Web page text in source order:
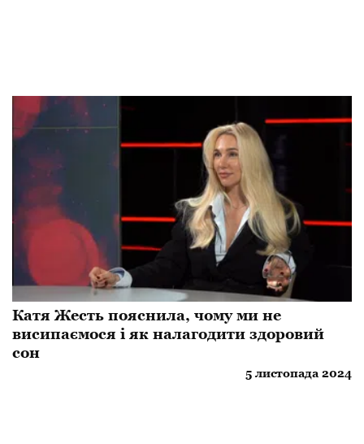
Катя Жесть пояснила, чому ми не
висипаємося і як налагодити здоровий
сон
5 листопада 2024